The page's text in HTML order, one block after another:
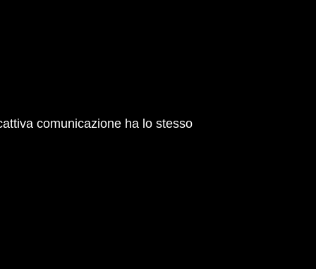
comunicazione ha lo stesso